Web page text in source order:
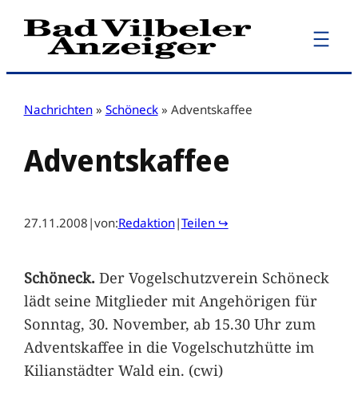
Zum
Inhalt
Nachrichten » Schöneck » Adventskaffee
Adventskaffee
27.11.2008 |von:Redaktion|Teilen ↪
Schöneck.Der Vogelschutzverein Schöneck
lädt seine Mitglieder mit Angehörigen für
Sonntag, 30. November, ab 15.30 Uhr zum
Adventskaffee in die Vogelschutzhütte im
Kilianstädter Wald ein. (cwi)